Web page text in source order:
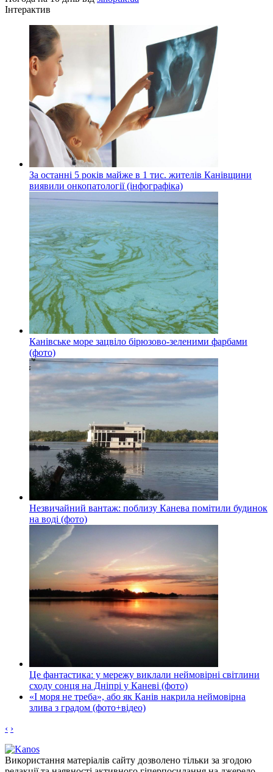
Інтерактив
За останні 5 років майже в 1 тис. жителів Канівщини
виявили онкопатології (інфографіка)
Канівське море зацвіло бірюзово-зеленими фарбами
(фото)
Незвичайний вантаж: поблизу Канева помітили будинок
на воді (фото)
Це фантастика: у мережу виклали неймовірні світлини
сходу сонця на Дніпрі у Каневі (фото)
«І моря не треба», або як Канів накрила неймовірна
злива з градом (фото+відео)
‹ ›
Використання матеріалів сайту дозволено тільки за згодою